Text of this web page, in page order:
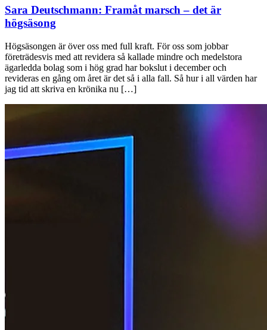
Sara Deutschmann: Framåt marsch – det är
högsäsong
Högsäsongen är över oss med full kraft. För oss som jobbar
företrädesvis med att revidera så kallade mindre och medelstora
ägarledda bolag som i hög grad har bokslut i december och
revideras en gång om året är det så i alla fall. Så hur i all värden har
jag tid att skriva en krönika nu […]